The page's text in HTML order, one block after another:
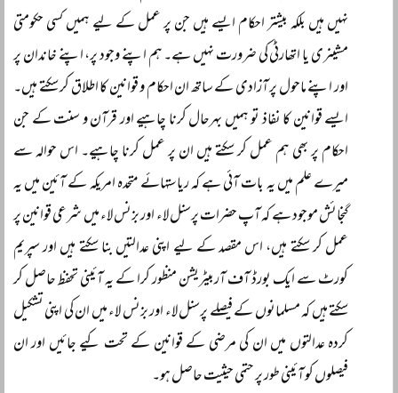
نہیں ہیں بلکہ بیشتر احکام ایسے ہیں جن پر عمل کے لیے ہمیں کسی حکومتی
مشینری یا اتھارٹی کی ضرورت نہیں ہے۔ ہم اپنے وجود پر، اپنے خاندان پر
اور اپنے ماحول پر آزادی کے ساتھ ان احکام و قوانین کا اطلاق کر سکتے ہیں۔
ایسے قوانین کا نفاذ تو ہمیں بہرحال کرنا چاہیے اور قرآن و سنت کے جن
احکام پر بھی ہم عمل کر سکتے ہیں ان پر عمل کرنا چاہیے۔ اس حوالہ سے
میرے علم میں یہ بات آئی ہے کہ ریاستہائے متحدہ امریکہ کے آئین میں یہ
گنجائش موجود ہے کہ آپ حضرات پرسنل لاء اور بزنس لاء میں شرعی قوانین پر
عمل کر سکتے ہیں، اس مقصد کے لیے اپنی عدالتیں بنا سکتے ہیں اور سپریم
کورٹ سے ایک بورڈ آف آربیٹریشن منظور کرا کے یہ آئینی تحفظ حاصل کر
سکتے ہیں کہ مسلمانوں کے فیصلے پرسنل لاء اور بزنس لاء میں ان کی اپنی تشکیل
کردہ عدالتوں میں ان کی مرضی کے قوانین کے تحت کیے جائیں اور ان
فیصلوں کو آئینی طور پر حتمی حیثیت حاصل ہو۔